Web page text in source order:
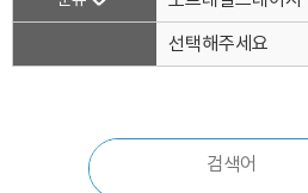
선택해주세요